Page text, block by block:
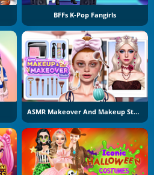
BFFs K-Pop Fangirls
ASMR Makeover And Makeup Studio